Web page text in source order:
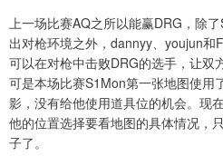
上一场比赛AQ之所以能赢DRG，除
出对枪环境之外，dannyy、youjun和
可以在对枪中击败DRG的选手，让双
可是本场比赛S1Mon第一张地图使用
影，没有给他使用道具位的机会。现
他的位置选择要看地图的具体情况，
子了。